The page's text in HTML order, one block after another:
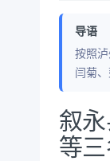
导语
按照
闫菊
公告正文
叙
等